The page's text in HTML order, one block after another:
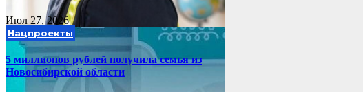
Июл 27, 2026
Нацпроекты
5 миллионов рублей получила семья из
Новосибирской области